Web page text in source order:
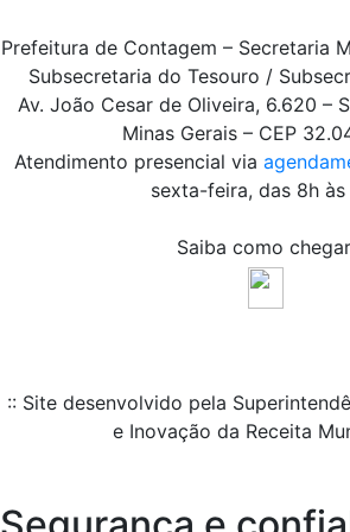
Prefeitura de Contagem – Secretaria
Subsecretaria do Tesouro /
Av. João Cesar de Oliveira, 6.620 –
Minas Gerais – CEP
Atendimento presencial via
sexta-feira, das 8h às
Saiba como
:: Site desenvolvido pela
e Inovação da Receita